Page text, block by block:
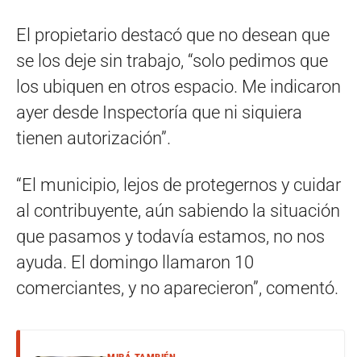
El propietario destacó que no desean que
se los deje sin trabajo, “solo pedimos que
los ubiquen en otros espacio. Me indicaron
ayer desde Inspectoría que ni siquiera
tienen autorización”.
“El municipio, lejos de protegernos y cuidar
al contribuyente, aún sabiendo la situación
que pasamos y todavía estamos, no nos
ayuda. El domingo llamaron 10
comerciantes, y no aparecieron”, comentó.